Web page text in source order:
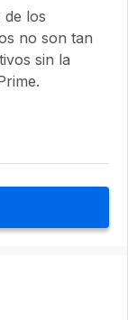
de los
no son tan
sin la